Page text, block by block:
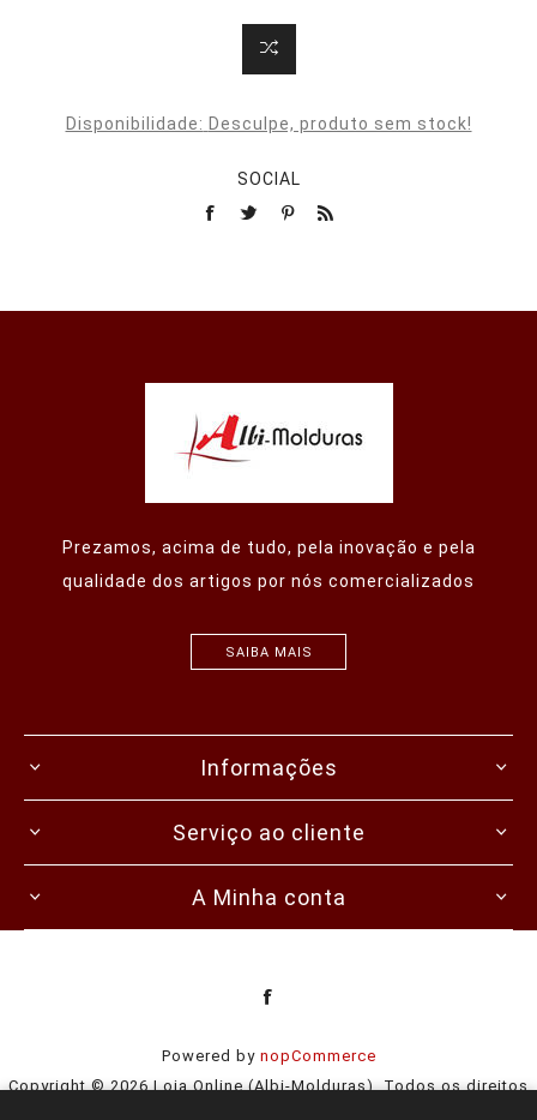
Disponibilidade: Desculpe, produto sem stock!
SOCIAL
Prezamos, acima de tudo, pela inovação e pela
qualidade dos artigos por nós comercializados
SAIBA MAIS
Informações
Serviço ao cliente
A Minha conta
Powered by nopCommerce
Copyright © 2026 Loja Online (Albi-Molduras). Todos os direitos